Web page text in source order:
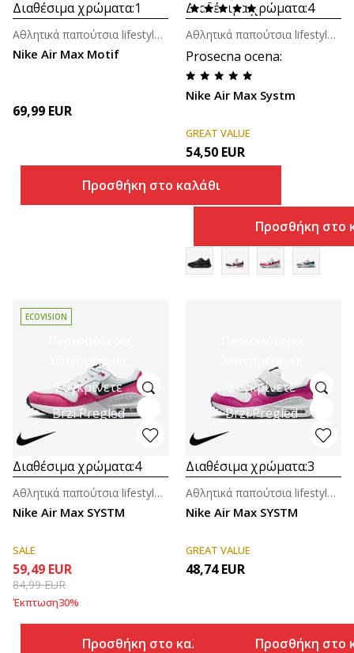
Διαθέσιμα χρώματα:1
Nike Air Max Motif
Αθλητικά παπούτσια lifestyle για βρέφη
69,99 EUR
Προσθήκη στο καλάθι
Διαθέσιμα χρώματα:4
Prosecna ocena:
Nike Air Max Systm
Αθλητικά παπούτσια lifestyle για αγόρια
GREAT VALUE
54,50 EUR
Προσθήκη στο
λεπτομέρειες
Συγκρίνετε
Brzi Pregled
ECOVISION
Διαθέσιμα χρώματα:4
Nike Air Max SYSTM
Αθλητικά παπούτσια lifestyle για κορίτσια
SALE
59,49 EUR
84,99EUR
Έκπτωση30%
Προσθήκη στο καλάθι
Συγκρίνετε
Brzi Pregled
Διαθέσιμα χρώματα:3
Nike Air Max SYSTM
Αθλητικά παπούτσια lifestyle για κορίτσια (4-7ε.)
GREAT VALUE
48,74 EUR
Προσθήκη στο